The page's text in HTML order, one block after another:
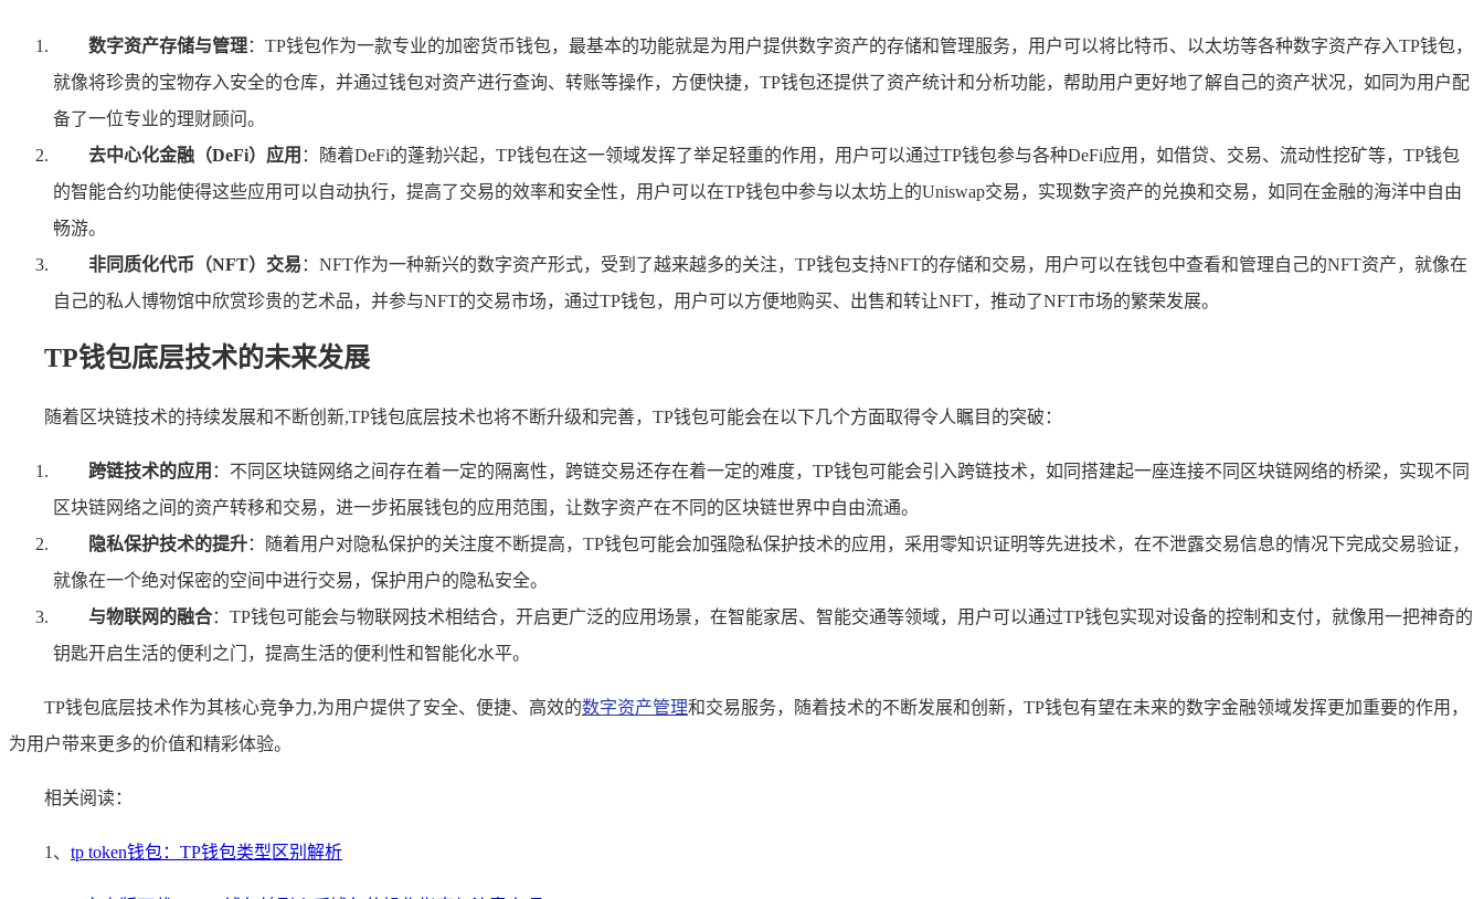
数字资产存储与管理：TP钱包作为一款专业的加密货币钱包，最基本的功能就是为用户提供数字资产的存储和管理服务，用户可以将比特币、以太坊等各种数字资产存入TP钱包，
就像将珍贵的宝物存入安全的仓库，并通过钱包对资产进行查询、转账等操作，方便快捷，TP钱包还提供了资产统计和分析功能，帮助用户更好地了解自己的资产状况，如同为用户配
备了一位专业的理财顾问。
去中心化金融（DeFi）应用 ：随着DeFi的蓬勃兴起，TP钱包在这一领域发挥了举足轻重的作用，用户可以通过TP钱包参与各种DeFi应用，如借贷、交易、流动性挖矿等，TP钱包
的智能合约功能使得这些应用可以自动执行，提高了交易的效率和安全性，用户可以在TP钱包中参与以太坊上的Uniswap交易，实现数字资产的兑换和交易，如同在金融的海洋中自由
畅游。
非同质化代币（NFT）交易 ：NFT作为一种新兴的数字资产形式，受到了越来越多的关注，TP钱包支持NFT的存储和交易，用户可以在钱包中查看和管理自己的NFT资产，就像在
自己的私人博物馆中欣赏珍贵的艺术品，并参与NFT的交易市场，通过TP钱包，用户可以方便地购买、出售和转让NFT，推动了NFT市场的繁荣发展。
TP钱包底层技术的未来发展
随着区块链技术的持续发展和不断创新,TP钱包底层技术也将不断升级和完善，TP钱包可能会在以下几个方面取得令人瞩目的突破：
跨链技术的应用 ：不同区块链网络之间存在着一定的隔离性，跨链交易还存在着一定的难度，TP钱包可能会引入跨链技术，如同搭建起一座连接不同区块链网络的桥梁，实现不同
区块链网络之间的资产转移和交易，进一步拓展钱包的应用范围，让数字资产在不同的区块链世界中自由流通。
隐私保护技术的提升：随着用户对隐私保护的关注度不断提高，TP钱包可能会加强隐私保护技术的应用，采用零知识证明等先进技术，在不泄露交易信息的情况下完成交易验证，
就像在一个绝对保密的空间中进行交易，保护用户的隐私安全。
与物联网的融合：TP钱包可能会与物联网技术相结合，开启更广泛的应用场景，在智能家居、智能交通等领域，用户可以通过TP钱包实现对设备的控制和支付，就像用一把神奇的
钥匙开启生活的便利之门，提高生活的便利性和智能化水平。
TP钱包底层技术作为其核心竞争力,为用户提供了安全、便捷、高效的数字资产管理和交易服务，随着技术的不断发展和创新，TP钱包有望在未来的数字金融领域发挥更加重要的作用，
为用户带来更多的价值和精彩体验。
相关阅读：
1、 tp token钱包：TP钱包类型区别解析